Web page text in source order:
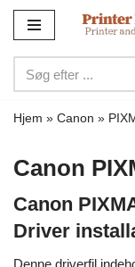
indhold
Hjem » Canon »
Canon
Canon
Driver